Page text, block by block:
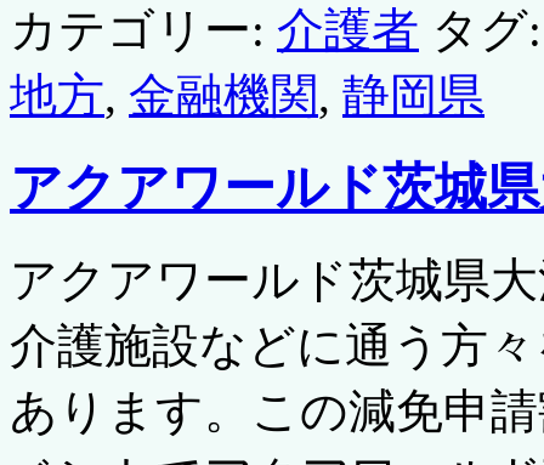
カテゴリー: 介護者 タグ:
地方, 金融機関, 静岡県
アクアワールド茨城
アクアワールド茨城県
介護施設などに通う方
あります。この減免申